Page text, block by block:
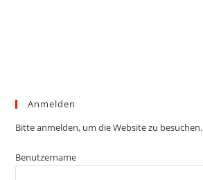
Anmelden
Bitte anmelden, um die Website zu besuchen.
Benutzername